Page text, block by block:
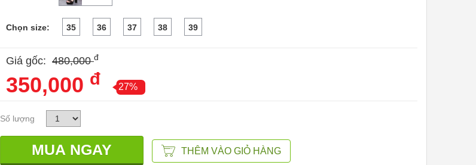
Chọn size: 35 36 37 38 39
Giá gốc: 480,000đ
350,000 đ 27%
Số lượng
THÊM VÀO GIỎ HÀNG